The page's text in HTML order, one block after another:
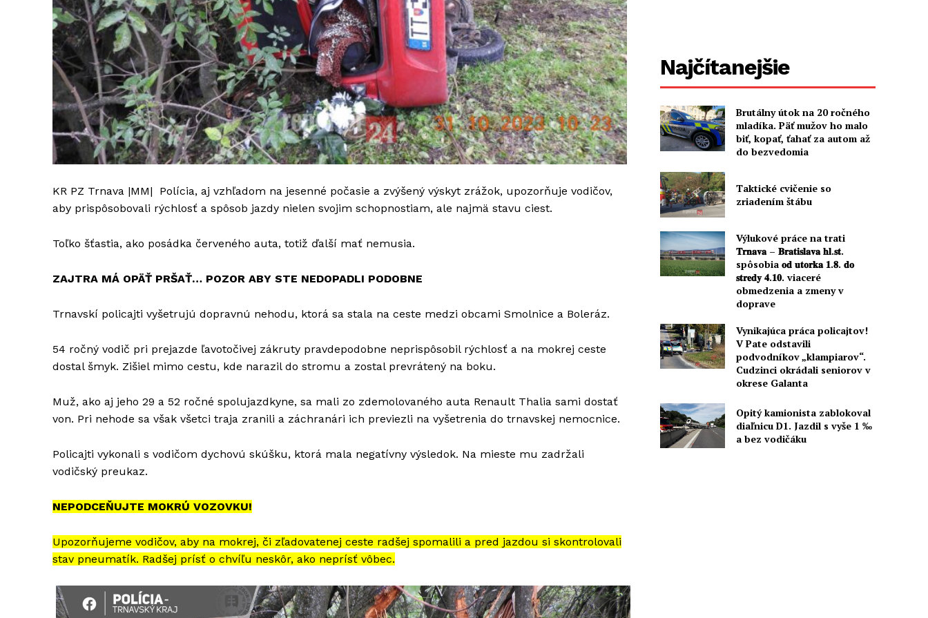
KR PZ Trnava |MM| Polícia, aj vzhľadom na jesenné počasie a zvýšený výskyt zrážok, upozorňuje vodičov,
aby prispôsobovali rýchlosť a spôsob jazdy nielen svojim schopnostiam, ale najmä stavu ciest.
Toľko šťastia, ako posádka červeného auta, totiž ďalší mať nemusia.
ZAJTRA MÁ OPÄŤ PRŠAŤ… POZOR ABY STE NEDOPADLI PODOBNE
Trnavskí policajti vyšetrujú dopravnú nehodu, ktorá sa stala na ceste medzi obcami Smolnice a Boleráz.
54 ročný vodič pri prejazde ľavotočivej zákruty pravdepodobne neprispôsobil rýchlosť a na mokrej ceste
dostal šmyk. Zišiel mimo cestu, kde narazil do stromu a zostal prevrátený na boku.
Muž, ako aj jeho 29 a 52 ročné spolujazdkyne, sa mali zo zdemolovaného auta Renault Thalia sami dostať
von. Pri nehode sa však všetci traja zranili a záchranári ich previezli na vyšetrenia do trnavskej nemocnice.
Policajti vykonali s vodičom dychovú skúšku, ktorá mala negatívny výsledok. Na mieste mu zadržali
vodičský preukaz.
NEPODCEŇUJTE MOKRÚ VOZOVKU!
Upozorňujeme vodičov, aby na mokrej, či zľadovatenej ceste radšej spomalili a pred jazdou si skontrolovali
stav pneumatík. Radšej prísť o chvíľu neskôr, ako neprísť vôbec.
Najčítanejšie
Brutálny útok na 20 ročného
mladíka. Päť mužov ho malo
biť, kopať, ťahať za autom až
do bezvedomia
Taktické cvičenie so
zriadením štábu
Výlukové práce na trati
𝐓𝐫𝐧𝐚𝐯𝐚 – 𝐁𝐫𝐚𝐭𝐢𝐬𝐥𝐚𝐯𝐚 𝐡𝐥.𝐬𝐭.
spôsobia 𝐨𝐝 𝐮𝐭𝐨𝐫𝐤𝐚 𝟏.𝟖. 𝐝𝐨
𝐬𝐭𝐫𝐞𝐝𝐲 𝟒.𝟏𝟎. viaceré
obmedzenia a zmeny v
doprave
Vynikajúca práca policajtov!
V Pate odstavili
podvodníkov „klampiarov“.
Cudzinci okrádali seniorov v
okrese Galanta
Opitý kamionista zablokoval
diaľnicu D1. Jazdil s vyše 1 ‰
a bez vodičáku